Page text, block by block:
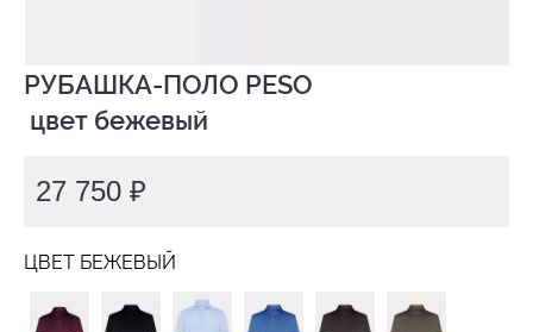
РУБАШКА-ПОЛО PESO
цвет бежевый
27 750 ₽
ЦВЕТ БЕЖЕВЫЙ